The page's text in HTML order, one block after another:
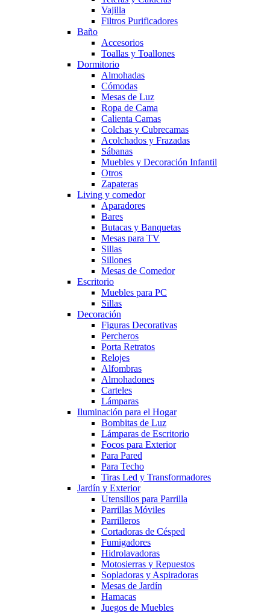
Vajilla
Filtros Purificadores
Baño
Accesorios
Toallas y Toallones
Dormitorio
Almohadas
Cómodas
Mesas de Luz
Ropa de Cama
Calienta Camas
Colchas y Cubrecamas
Acolchados y Frazadas
Sábanas
Muebles y Decoración Infantil
Otros
Zapateras
Living y comedor
Aparadores
Bares
Butacas y Banquetas
Mesas para TV
Sillas
Sillones
Mesas de Comedor
Escritorio
Muebles para PC
Sillas
Decoración
Figuras Decorativas
Percheros
Porta Retratos
Relojes
Alfombras
Almohadones
Carteles
Lámparas
Iluminación para el Hogar
Bombitas de Luz
Lámparas de Escritorio
Focos para Exterior
Para Pared
Para Techo
Tiras Led y Transformadores
Jardín y Exterior
Utensilios para Parrilla
Parrillas Móviles
Parrilleros
Cortadoras de Césped
Fumigadores
Hidrolavadoras
Motosierras y Repuestos
Sopladoras y Aspiradoras
Mesas de Jardín
Hamacas
Juegos de Muebles